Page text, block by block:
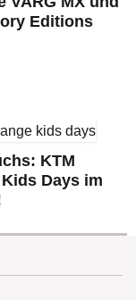
Editions
KTM
Days im